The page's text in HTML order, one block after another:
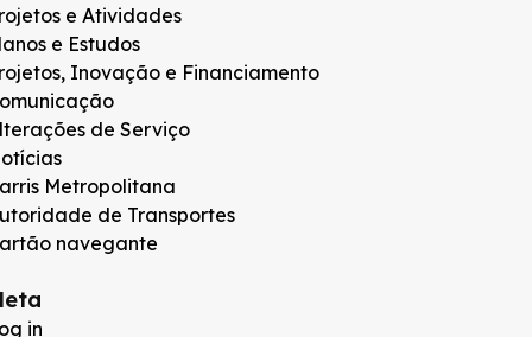
e Atividades
e Estudos
Inovação e Financiamento
de Serviço
Metropolitana
de Transportes
navegante
in